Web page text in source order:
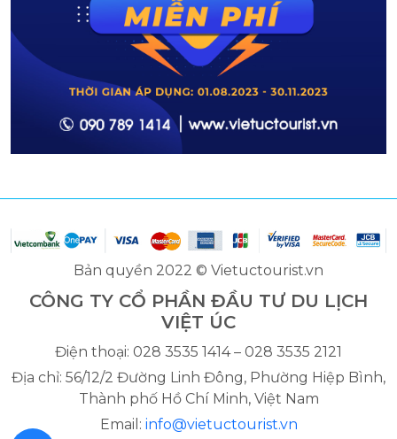
Bản quyền 2022 © Vietuctourist.vn
CÔNG TY CỔ PHẦN ĐẦU TƯ DU LỊCH
VIỆT ÚC
Điện thoại: 028 3535 1414 – 028 3535 2121
Địa chỉ: 56/12/2 Đường Linh Đông, Phường Hiệp Bình,
Thành phố Hồ Chí Minh, Việt Nam
Email: info@vietuctourist.vn